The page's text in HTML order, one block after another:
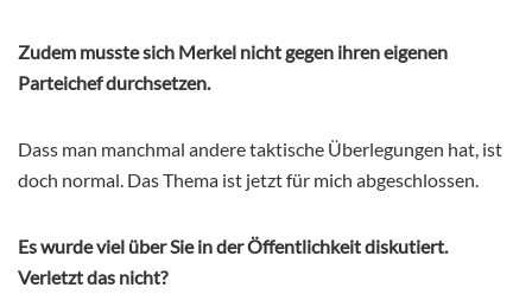
Zudem musste sich Merkel nicht gegen ihren eigenen
Parteichef durchsetzen.
Dass man manchmal andere taktische Überlegungen hat, ist
doch normal. Das Thema ist jetzt für mich abgeschlossen.
Es wurde viel über Sie in der Öffentlichkeit diskutiert.
Verletzt das nicht?